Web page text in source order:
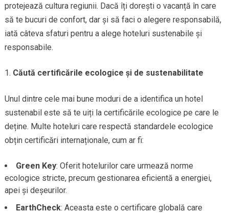
protejează cultura regiunii. Dacă îți dorești o vacanță în care
să te bucuri de confort, dar și să faci o alegere responsabilă,
iată câteva sfaturi pentru a alege hoteluri sustenabile și
responsabile.
Căută certificările ecologice și de sustenabilitate
Unul dintre cele mai bune moduri de a identifica un hotel
sustenabil este să te uiți la certificările ecologice pe care le
deține. Multe hoteluri care respectă standardele ecologice
obțin certificări internaționale, cum ar fi:
Green Key: Oferit hotelurilor care urmează norme
ecologice stricte, precum gestionarea eficientă a energiei,
apei și deșeurilor.
EarthCheck: Aceasta este o certificare globală care